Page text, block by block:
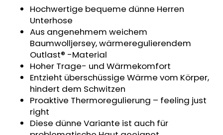
Hochwertige bequeme dünne Herren
Unterhose
Aus angenehmem weichem
Baumwolljersey, wärmeregulierendem
Outlast® -Material
Hoher Trage- und Wärmekomfort
Entzieht überschüssige Wärme vom Körper,
hindert dem Schwitzen
Proaktive Thermoregulierung – feeling just
right
Diese dünne Variante ist auch für
MITWACHSHOSE
DENIM
MUSTER
€27,08